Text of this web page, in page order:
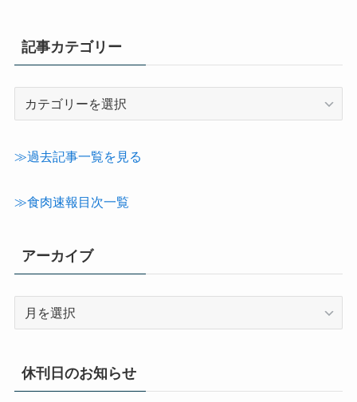
記事カテゴリー
テ
≫過去記事一覧を見る
≫食肉速報目次一覧
アーカイブ
イ
ブ
休刊日のお知らせ